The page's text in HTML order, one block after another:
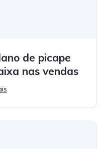
de picape
nas vendas